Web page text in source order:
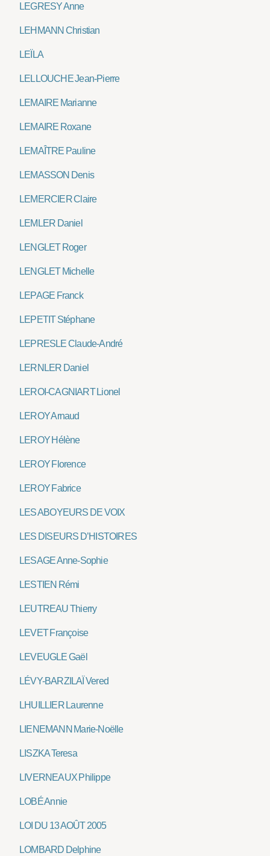
LEGRESY Anne
LEHMANN Christian
LEÏLA
LELLOUCHE Jean-Pierre
LEMAIRE Marianne
LEMAIRE Roxane
LEMAÎTRE Pauline
LEMASSON Denis
LEMERCIER Claire
LEMLER Daniel
LENGLET Roger
LENGLET Michelle
LEPAGE Franck
LEPETIT Stéphane
LEPRESLE Claude-André
LERNLER Daniel
LEROI-CAGNIART Lionel
LEROY Arnaud
LEROY Hélène
LEROY Florence
LEROY Fabrice
LES ABOYEURS DE VOIX
LES DISEURS D’HISTOIRES
LESAGE Anne-Sophie
LESTIEN Rémi
LEUTREAU Thierry
LEVET Françoise
LEVEUGLE Gaël
LÉVY-BARZILAÏ Vered
LHUILLIER Laurenne
LIENEMANN Marie-Noëlle
LISZKA Teresa
LIVERNEAUX Philippe
LOBÉ Annie
LOI DU 13 AOÛT 2005
LOMBARD Delphine